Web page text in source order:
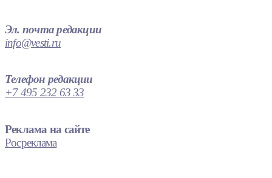
Эл. почта редакции
info@vesti.ru
Телефон редакции
+7 495 232 63 33
Реклама на сайте
Росреклама